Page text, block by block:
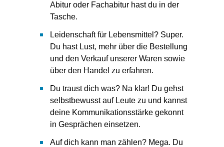
Abitur oder Fachabitur hast du in der
Tasche.
Leidenschaft für Lebensmittel? Super.
Du hast Lust, mehr über die Bestellung
und den Verkauf unserer Waren sowie
über den Handel zu erfahren.
Du traust dich was? Na klar! Du gehst
selbstbewusst auf Leute zu und kannst
deine Kommunikationsstärke gekonnt
in Gesprächen einsetzen.
Auf dich kann man zählen? Mega. Du